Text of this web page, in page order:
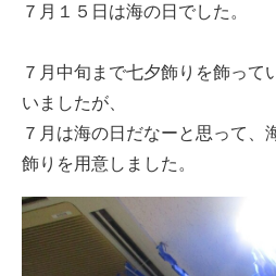
７月１５日は海の日でした。
７月中旬まで七夕飾りを飾って
いましたが、
７月は海の日だなーと思って、
飾りを用意しました。